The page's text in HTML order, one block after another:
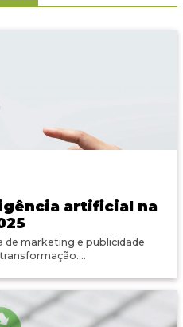
artificial na
de marketing e publicidade